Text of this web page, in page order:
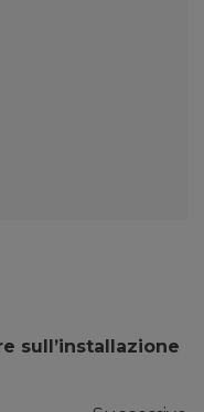
sull’installazione